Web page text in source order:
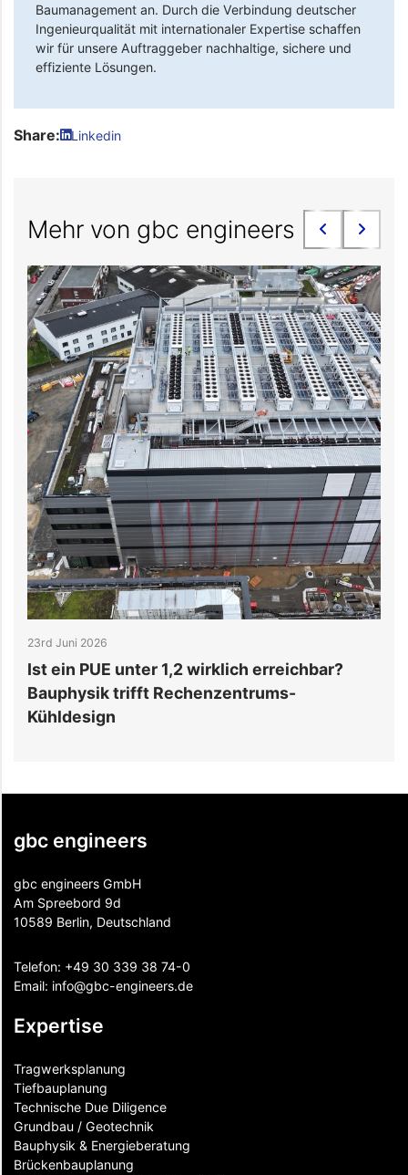
Baumanagement an. Durch die Verbindung deutscher
Ingenieurqualität mit internationaler Expertise schaffen
wir für unsere Auftraggeber nachhaltige, sichere und
effiziente Lösungen.
Share: Linkedin
Mehr von gbc engineers
23rd Juni 2026
Ist ein PUE unter 1,2 wirklich erreichbar?
Bauphysik trifft Rechenzentrums-
Kühldesign
gbc engineers
gbc engineers GmbH
Am Spreebord 9d
10589 Berlin, Deutschland
Telefon: +49 30 339 38 74-0
Email: info@gbc-engineers.de
Expertise
Tragwerksplanung
Tiefbauplanung
Technische Due Diligence
Grundbau / Geotechnik
Bauphysik & Energieberatung
Brückenbauplanung